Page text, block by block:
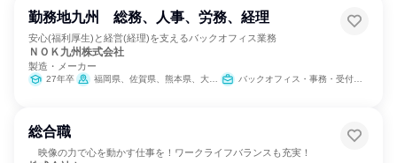
勤務地九州 総務、人事、労務、経理
安心(福利厚生)と経営(経理)を支えるバックオフィス業務
ＮＯＫ九州株式会社
製造・メーカー
27年卒 福岡県、佐賀県、熊本県、大分県、宮崎県 バックオフィス・事務・受付、経理/税務/財務、人事、総務、法務/知財、広報/IR、製造・生産工程
総合職
映像の力で心を動かす仕事を！ワークライフバランスも充実！